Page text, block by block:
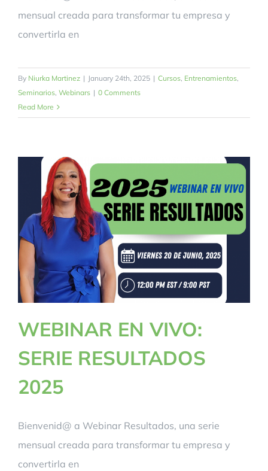
mensual creada para transformar tu empresa y
convertirla en
By Niurka Martinez | January 24th, 2025 | Cursos, Entrenamientos,
Seminarios, Webinars | 0 Comments
Read More
WEBINAR EN VIVO:
SERIE RESULTADOS
2025
Bienvenid@ a Webinar Resultados, una serie
mensual creada para transformar tu empresa y
convertirla en